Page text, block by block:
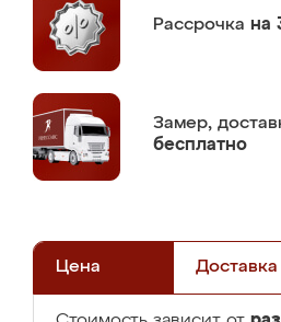
Рассрочка на
Замер,
бесплатно
Цена Доставка